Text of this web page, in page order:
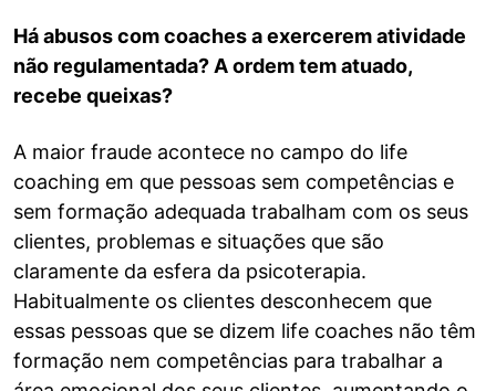
Há abusos com coaches a exercerem atividade
não regulamentada? A ordem tem atuado,
recebe queixas?
A maior fraude acontece no campo do life
coaching em que pessoas sem competências e
sem formação adequada trabalham com os seus
clientes, problemas e situações que são
claramente da esfera da psicoterapia.
Habitualmente os clientes desconhecem que
essas pessoas que se dizem life coaches não têm
formação nem competências para trabalhar a